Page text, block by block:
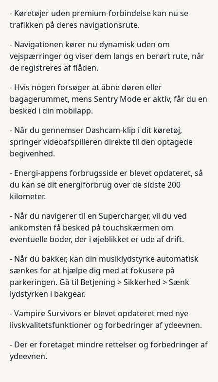
- Køretøjer uden premium-forbindelse kan nu se
trafikken på deres navigationsrute.
- Navigationen kører nu dynamisk uden om
vejspærringer og viser dem langs en berørt rute, når
de registreres af flåden.
- Hvis nogen forsøger at åbne døren eller
bagagerummet, mens Sentry Mode er aktiv, får du en
besked i din mobilapp.
- Når du gennemser Dashcam-klip i dit køretøj,
springer videoafspilleren direkte til den optagede
begivenhed.
- Energi-appens forbrugsside er blevet opdateret, så
du kan se dit energiforbrug over de sidste 200
kilometer.
- Når du navigerer til en Supercharger, vil du ved
ankomsten få besked på touchskærmen om
eventuelle boder, der i øjeblikket er ude af drift.
- Når du bakker, kan din musiklydstyrke automatisk
sænkes for at hjælpe dig med at fokusere på
parkeringen. Gå til Betjening > Sikkerhed > Sænk
lydstyrken i bakgear.
- Vampire Survivors er blevet opdateret med nye
livskvalitetsfunktioner og forbedringer af ydeevnen.
- Der er foretaget mindre rettelser og forbedringer af
ydeevnen.